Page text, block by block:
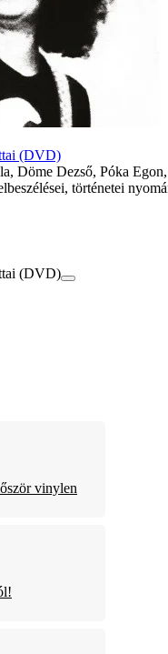
(DVD)
Döme Dezső, Póka
történetei
(DVD)
vinylen